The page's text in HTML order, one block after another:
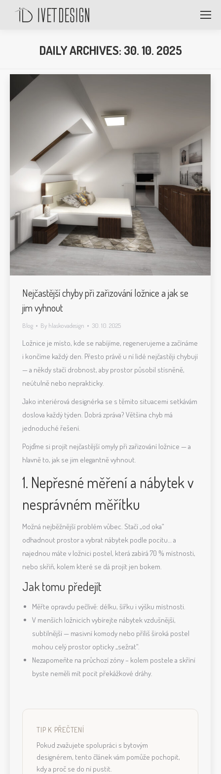
DAILY ARCHIVES: 30. 10. 2025
Nejčastější chyby při zařizování ložnice a jak se
jim vyhnout
Blog By hlaskovadesign 30. 10. 2025
Ložnice je místo, kde se nabíjíme, regenerujeme a začínáme
i končíme každý den. Přesto právě u ní lidé nejčastěji chybují
— a někdy stačí drobnost, aby prostor působil stísněně,
neútulně nebo neprakticky.
Jako interiérová designérka se s těmito situacemi setkávám
doslova každý týden. Dobrá zpráva? Většina chyb má
jednoduché řešení.
Pojďme si projít nejčastější omyly při zařizování ložnice — a
hlavně to, jak se jim elegantně vyhnout.
1. Nepřesné měření a nábytek v
nesprávném měřítku
Možná nejběžnější problém vůbec. Stačí „od oka“
odhadnout prostor a vybrat nábytek podle pocitu… a
najednou máte v ložnici postel, která zabírá 70 % místnosti,
nebo skříň, kolem které se dá projít jen bokem.
Jak tomu předejít
Měřte opravdu pečlivě: délku, šířku i výšku místnosti.
V menších ložnicích vybírejte nábytek vzdušnější,
subtilnější — masivní komody nebo příliš široká postel
mohou celý prostor opticky „sežrat“.
Nezapomeňte na průchozí zóny – kolem postele a skříní
byste neměli mít pocit překážkové dráhy.
TIP K PŘEČTENÍ
Pokud zvažujete spolupráci s bytovým
designérem, tento článek vám pomůže pochopit,
kdy a proč se do ní pustit.